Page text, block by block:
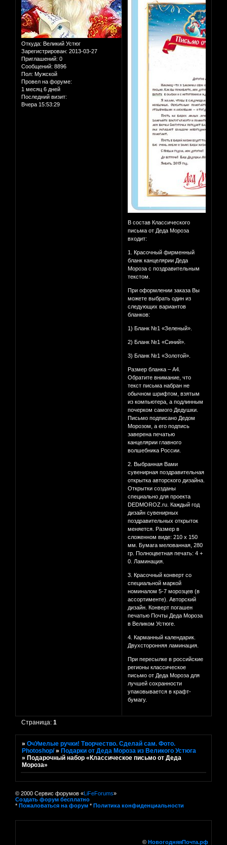
Откуда: Великий Устюг
Зарегистрирован: 2013-03-27
Приглашений: 0
Сообщений: 8896
Пол: Мужской
Провел на форуме:
1 месяц 6 дней
Последний визит:
Вчера 15:53:29
В состав Классического
письма от Деда Мороза
входит:
1. Красочный фирменный
бланк канцелярии Деда
Мороза с поздравительным
текстом.
При оформлении заказа Вы
можете выбрать один из
следующих вариантов
бланков:
1) Бланк №1 «Зеленый».
2) Бланк №1 «Синий».
3) Бланк №1 «Золотой».
Размер бланка – А4.
Обратите внимание, что
текст письма набран не
обычном шрифтом, взятым
из компьютера, а подлинным
почерком самого Дедушки.
Письмо подписано Дедом
Морозом, а его подпись
заверена печатью
канцелярии главного
волшебника России.
2. Выбранная Вами
сувенирная поздравительная
открытка авторского дизайна.
Открытки созданы
специально для проекта
DEDMOROZ.ru. Каждый год
дизайн сувенирных
поздравительных открыток
меняется. Размер в
сложенном виде: 210 x 150
мм. Бумага мелованная, 280
гр. Полноцветная печать: 4 +
0. Ламинация.
3. Красочный конверт со
специальной маркой
номиналом 5-7 морозцев (в
ассортименте). Авторский
дизайн. Конверт погашен
печатью Почты Деда Мороза
в Великом Устюге.
4. Карманный календарик.
Двухсторонняя ламинация.
При пересылке в российские
регионы классическое
письмо от Деда Мороза для
лучшей сохранности
упаковывается в крафт-
бумагу.
Страница:1
»ОчУмелые ручки! Творчество. Сделай сам. Фото.
Photoshop/ »Подарки от Деда Мороза из Великого Устюга
»Подарочный набор «Классическое письмо от Деда
Мороза»
© 2000 Сервис форумов «LiFeForums»
Создать форум бесплатно
* Пожаловаться на форум * Политика конфиденциальности
© НовогодняяПочта.рф